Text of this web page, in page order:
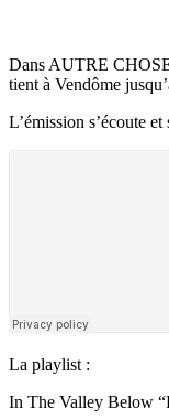
Dans AUTRE
tient à Vendôme
L’émission s’écoute
La playlist :
In The Valley Below